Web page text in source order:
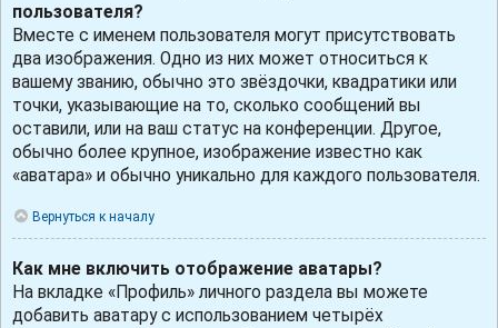
пользователя?
Вместе с именем пользователя могут присутствовать
два изображения. Одно из них может относиться к
вашему званию, обычно это звёздочки, квадратики или
точки, указывающие на то, сколько сообщений вы
оставили, или на ваш статус на конференции. Другое,
обычно более крупное, изображение известно как
«аватара» и обычно уникально для каждого пользователя.
Вернуться к началу
Как мне включить отображение аватары?
На вкладке «Профиль» личного раздела вы можете
добавить аватару с использованием четырёх